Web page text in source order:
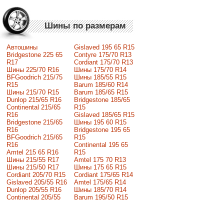
Шины по размерам
Автошины
Bridgestone 225 65
R17
Шины 225/70 R16
BFGoodrich 215/75
R15
Шины 215/70 R15
Dunlop 215/65 R16
Continental 215/65
R16
Bridgestone 215/65
R16
BFGoodrich 215/65
R16
Amtel 215 65 R16
Шины 215/55 R17
Шины 215/50 R17
Сordiant 205/70 R15
Gislaved 205/55 R16
Dunlop 205/55 R16
Continental 205/55
Gislaved 195 65 R15
Contyre 175/70 R13
Cordiant 175/70 R13
Шины 175/70 R14
Шины 185/55 R15
Barum 185/60 R14
Barum 185/65 R15
Bridgestone 185/65
R15
Gislaved 185/65 R15
Шины 195 60 R15
Bridgestone 195 65
R15
Continental 195 65
R15
Amtel 175 70 R13
Шины 175 65 R15
Cordiant 175/65 R14
Amtel 175/65 R14
Шины 185/70 R14
Barum 195/50 R15